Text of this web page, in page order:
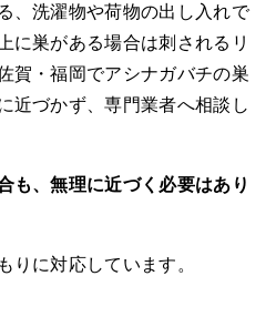
で確認するポイント
・行わないこと
、洗濯物や荷物の出し入れで
に巣がある場合は刺されるリ
賀・福岡でアシナガバチの巣
近づかず、専門業者へ相談し
も、無理に近づく必要はあり
りに対応しています。